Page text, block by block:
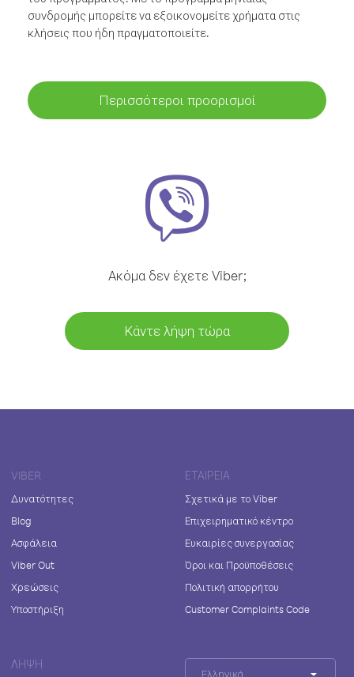
συνδρομής μπορείτε να εξοικονομείτε χρήματα στις
κλήσεις που ήδη πραγματοποιείτε.
Περισσότεροι προορισμοί
Ακόμα δεν έχετε Viber;
Κάντε λήψη τώρα
VIBER
Δυνατότητες
Blog
Ασφάλεια
Viber Out
Χρεώσεις
Υποστήριξη
ΕΤΑΙΡΕΊΑ
Σχετικά με το Viber
Επιχειρηματικό κέντρο
Ευκαιρίες συνεργασίας
Όροι και Προϋποθέσεις
Πολιτική απορρήτου
Customer Complaints Code
ΛΉΨΗ
Ελληνικά